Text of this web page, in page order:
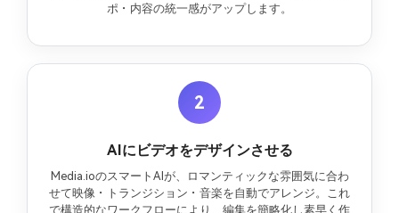
ポ・内容の統一感がアップします。
2
AIにビデオをデザインさせる
Media.ioのスマートAIが、ロマンティックな雰囲気に合わ
せて映像・トランジション・音楽を自動でアレンジ。これ
で構造的なワークフローにより、編集を簡略化し素早く作